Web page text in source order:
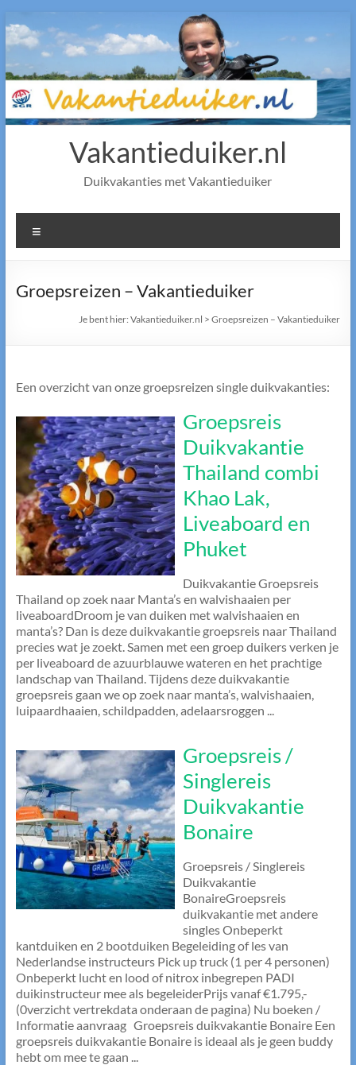
naar
de
inhoud
Vakantieduiker.nl
Duikvakanties met Vakantieduiker
Groepsreizen – Vakantieduiker
Je bent hier:Vakantieduiker.nl >Groepsreizen – Vakantieduiker
Een overzicht van onze groepsreizen single duikvakanties:
Groepsreis
Duikvakantie
Thailand combi
Khao Lak,
Liveaboard en
Phuket
Duikvakantie Groepsreis
Thailand op zoek naar Manta’s en walvishaaien per
liveaboardDroom je van duiken met walvishaaien en
manta’s? Dan is deze duikvakantie groepsreis naar Thailand
precies wat je zoekt. Samen met een groep duikers verken je
per liveaboard de azuurblauwe wateren en het prachtige
landschap van Thailand. Tijdens deze duikvakantie
groepsreis gaan we op zoek naar manta’s, walvishaaien,
luipaardhaaien, schildpadden, adelaarsroggen ...
Groepsreis /
Singlereis
Duikvakantie
Bonaire
Groepsreis / Singlereis
Duikvakantie
BonaireGroepsreis
duikvakantie met andere
singles Onbeperkt
kantduiken en 2 bootduiken Begeleiding of les van
Nederlandse instructeurs Pick up truck (1 per 4 personen)
Onbeperkt lucht en lood of nitrox inbegrepen PADI
duikinstructeur mee als begeleiderPrijs vanaf €1.795,-
(0verzicht vertrekdata onderaan de pagina) Nu boeken /
Informatie aanvraag Groepsreis duikvakantie Bonaire Een
groepsreis duikvakantie Bonaire is ideaal als je geen buddy
hebt om mee te gaan ...